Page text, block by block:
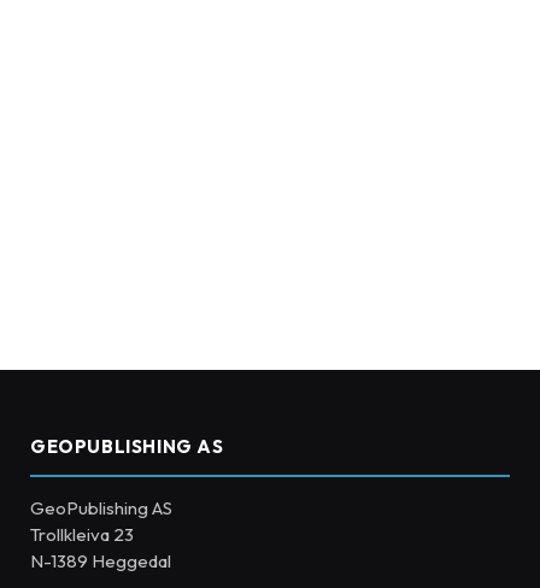
GEOPUBLISHING AS
GeoPublishing AS
Trollkleiva 23
N-1389 Heggedal